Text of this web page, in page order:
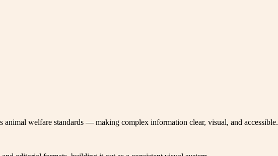
welfare standards — making complex information clear, visual, and accessible.